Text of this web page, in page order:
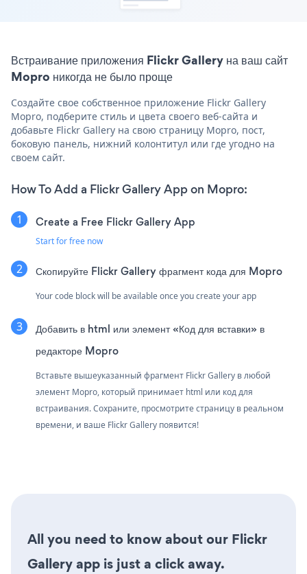
Встраивание приложения Flickr Gallery на ваш сайт
Mopro никогда не было проще
Создайте свое собственное приложение Flickr Gallery
Mopro, подберите стиль и цвета своего веб-сайта и
добавьте Flickr Gallery на свою страницу Mopro, пост,
боковую панель, нижний колонтитул или где угодно на
своем сайт.
How To Add a Flickr Gallery App on Mopro:
Create a Free Flickr Gallery App
Start for free now
Скопируйте Flickr Gallery фрагмент кода для Mopro
Your code block will be available once you create your app
Добавить в html или элемент «Код для вставки» в
редакторе Mopro
Вставьте вышеуказанный фрагмент Flickr Gallery в любой
элемент Mopro, который принимает html или код для
встраивания. Сохраните, просмотрите страницу в реальном
времени, и ваше Flickr Gallery появится!
All you need to know about our Flickr
Gallery app is just a click away.